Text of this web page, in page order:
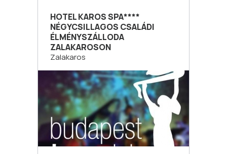
HOTEL KAROS SPA****
NÉGYCSILLAGOS CSALÁDI
ÉLMÉNYSZÁLLODA
ZALAKAROSON
Zalakaros